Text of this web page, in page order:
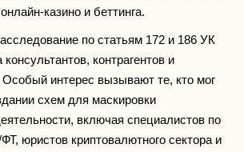
казино и беттинга.
по статьям 172 и 186 УК
контрагентов и
интерес вызывают те, кто мог
схем для маскировки
включая специалистов по
юристов криптовалютного сектора и